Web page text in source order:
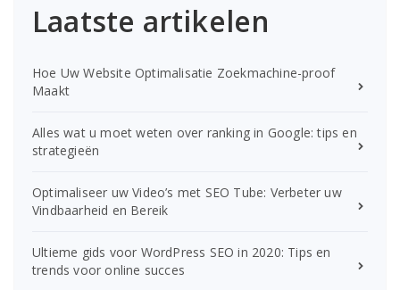
Laatste artikelen
Hoe Uw Website Optimalisatie Zoekmachine-proof
Maakt
Alles wat u moet weten over ranking in Google: tips en
strategieën
Optimaliseer uw Video’s met SEO Tube: Verbeter uw
Vindbaarheid en Bereik
Ultieme gids voor WordPress SEO in 2020: Tips en
trends voor online succes